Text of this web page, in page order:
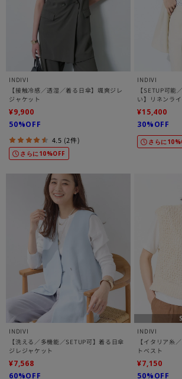
INDIVI
【接触冷感／透湿／着る日傘】颯爽ジレ
ジャケット
¥9,900
50%OFF
4.5 (2件)
さらに10%OFF
INDIVI
【SETUP可能
い】リネンラ
¥15,400
30%OFF
さらに
INDIVI
【洗える／多機能／SETUP可】着る日傘
ジレジャケット
¥7,568
60%OFF
INDIVI
【イタリア糸
トベスト
¥7,150
50%OFF